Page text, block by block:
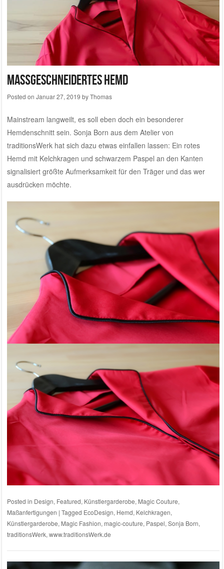
Maßgeschneidertes Hemd
Posted on Januar 27, 2019 byThomas
Mainstream langweilt, es soll eben doch ein besonderer
Hemdenschnitt sein. Sonja Born aus dem Atelier von
traditionsWerk hat sich dazu etwas einfallen lassen: Ein rotes
Hemd mit Kelchkragen und schwarzem Paspel an den Kanten
signalisiert größte Aufmerksamkeit für den Träger und das wer
ausdrücken möchte.
Posted in Design, Featured, Künstlergarderobe, Magic Couture,
Maßanfertigungen | Tagged EcoDesign, Hemd, Kelchkragen,
Künstlergarderobe, Magic Fashion, magic-couture, Paspel, Sonja Born,
traditionsWerk, www.traditionsWerk.de